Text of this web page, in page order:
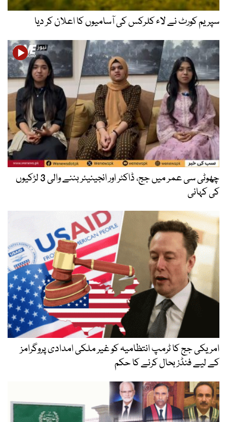
سپریم کورٹ نے لاء کلرکس کی آسامیوں کا اعلان کر دیا
چھوٹی سی عمر میں جج، ڈاکٹر اور انجینیئر بننے والی 3 لڑکیوں
کی کہانی
امریکی جج کا ٹرمپ انتظامیہ کو غیر ملکی امدادی پروگرامز
کے لیے فنڈز بحال کرنے کا حکم